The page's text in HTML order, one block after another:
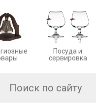
Посуда и
сервировка